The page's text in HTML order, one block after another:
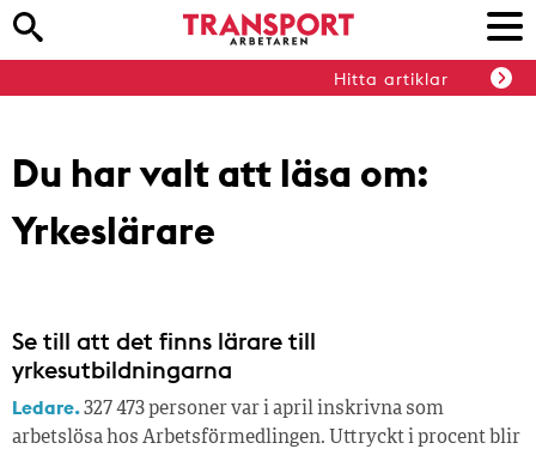
Hitta artiklar
Du har valt att läsa om:
Yrkeslärare
Se till att det finns lärare till
yrkesutbildningarna
Ledare.327 473 personer var i april inskrivna som
arbetslösa hos Arbetsförmedlingen. Uttryckt i procent blir